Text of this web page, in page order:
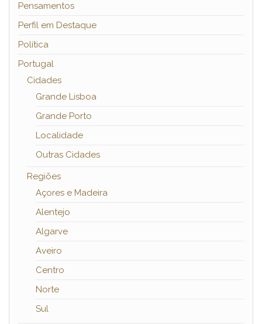
Pensamentos
Perfil em Destaque
Política
Portugal
Cidades
Grande Lisboa
Grande Porto
Localidade
Outras Cidades
Regiões
Açores e Madeira
Alentejo
Algarve
Aveiro
Centro
Norte
Sul